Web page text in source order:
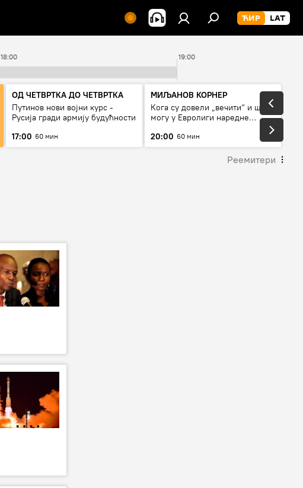
18:00 19:00
ОД ЧЕТВРТКА ДО ЧЕТВРТКА
Путинов нови војни курс -
Русија гради армију будућности
17:00 60 мин
МИЉАНОВ КОРНЕР
Кога су довели „вечити“ и шта
могу у Евролиги наредне
20:00 60 мин
Реемитери